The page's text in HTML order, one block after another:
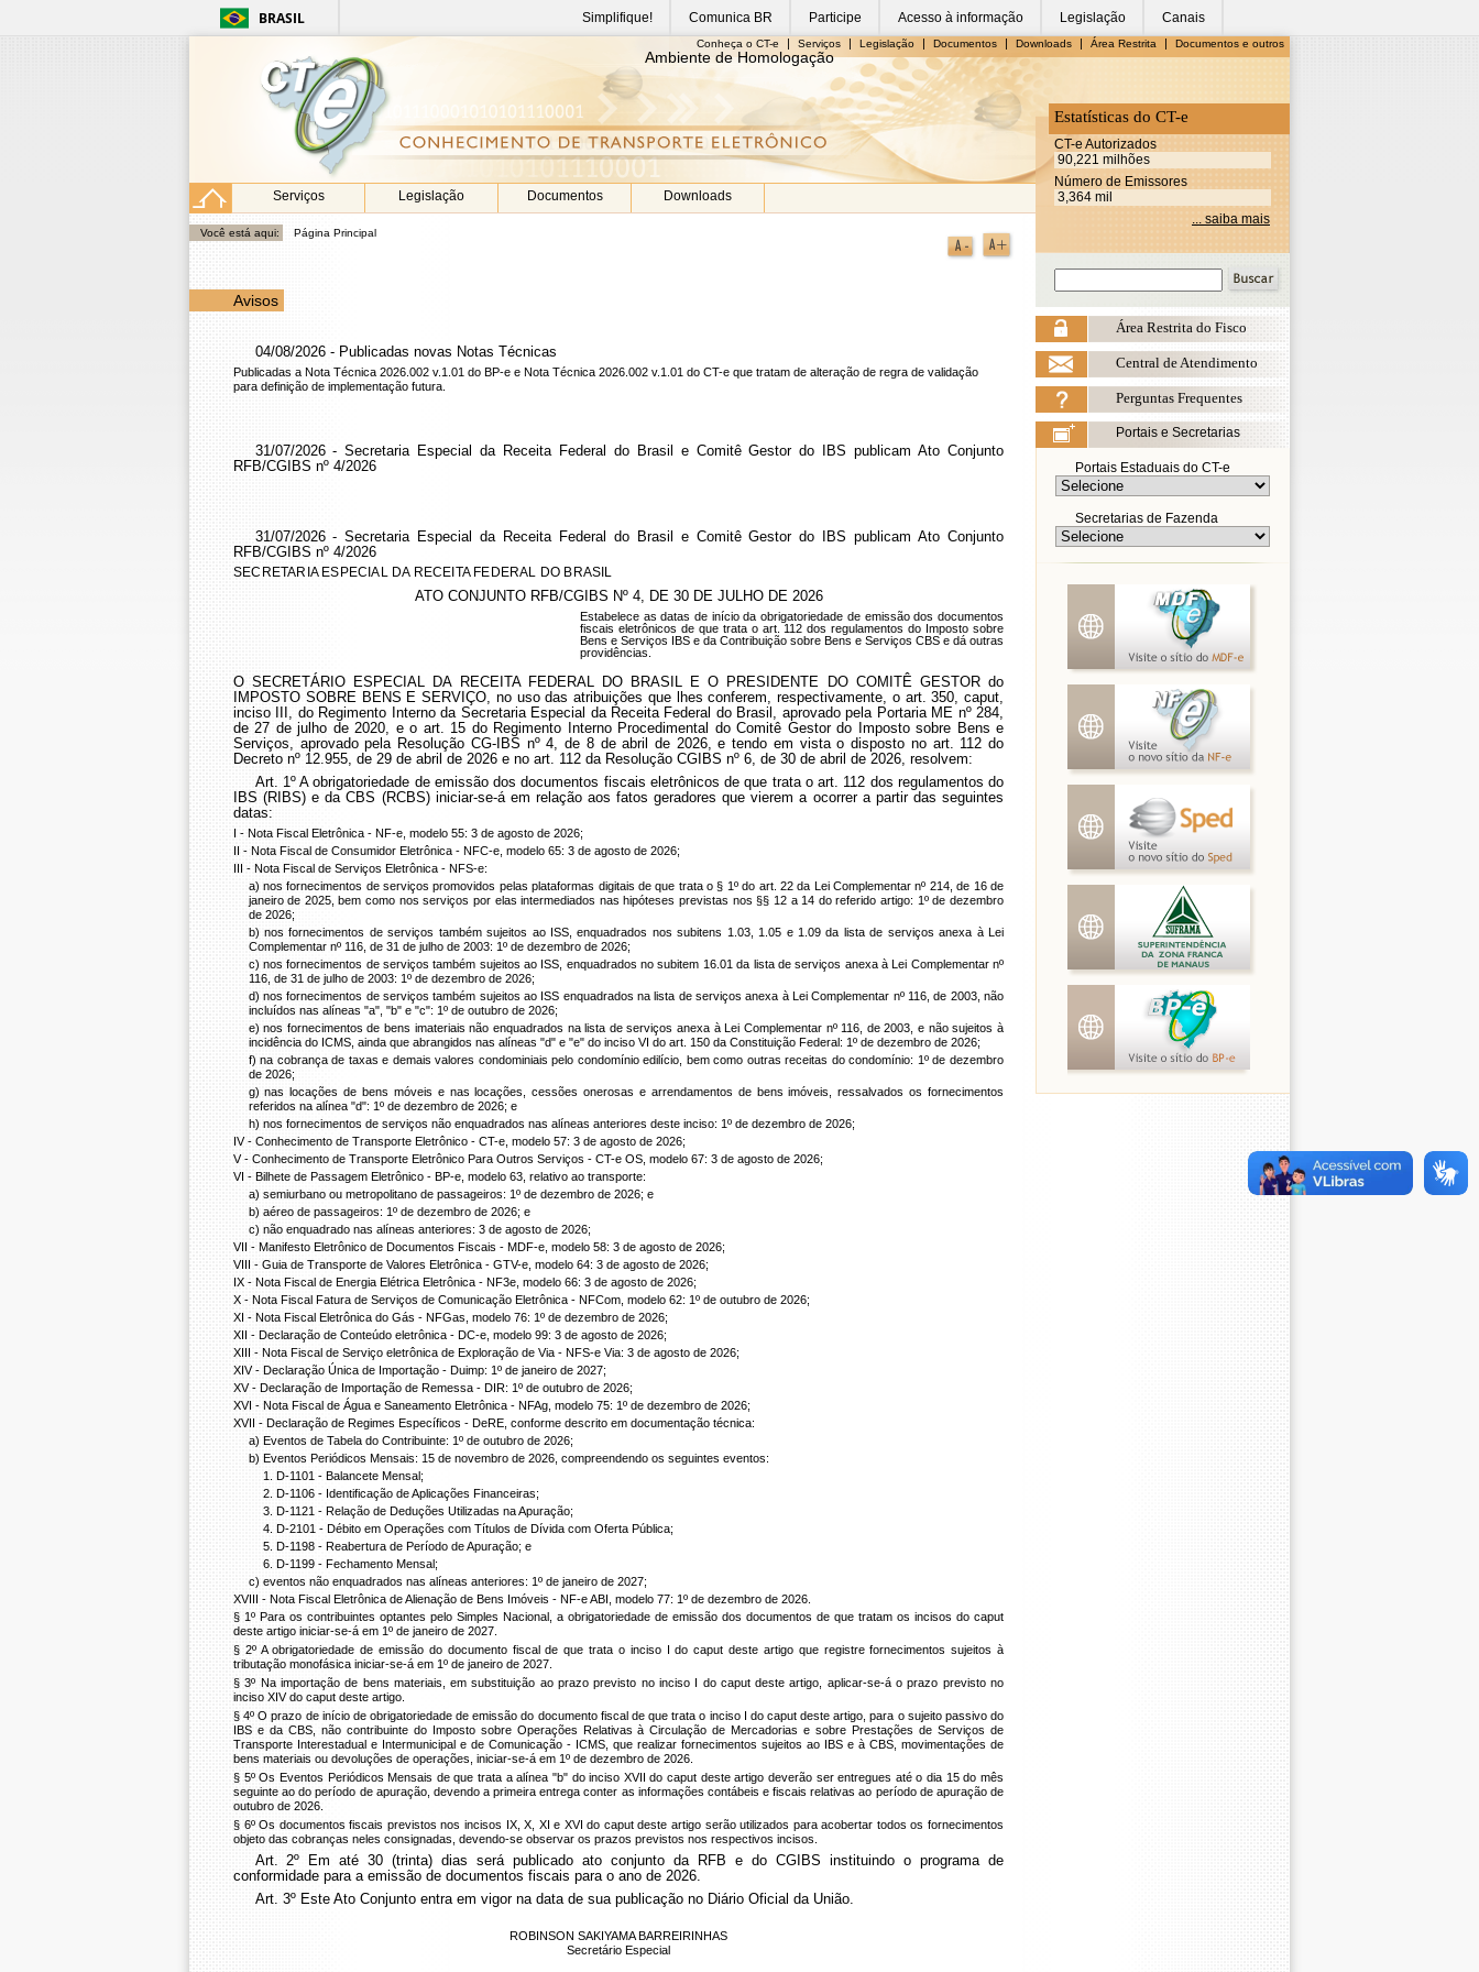
BRASIL Simplifique! Comunica BR Participe Acesso à informação Legislação Canais
Conheça o CT-e | Serviços | Legislação | Documentos | Downloads | Área Restrita | Documentos e outros
Serviços Legislação Documentos Downloads
Estatísticas do CT-e
CT-e Autorizados
90,221 milhões
Número de Emissores
3,364 mil
... saiba mais
Área Restrita do Fisco
Central de Atendimento
Perguntas Frequentes
Portais e Secretarias
Portais Estaduais do CT-e
Secretarias de Fazenda
Você está aqui: Página Principal
Avisos
04/08/2026 - Publicadas novas Notas Técnicas
Publicadas a Nota Técnica 2026.002 v.1.01 do BP-e e Nota Técnica 2026.002 v.1.01 do CT-e que tratam de alteração de regra de validação
para definição de implementação futura.
31/07/2026 - Secretaria Especial da Receita Federal do Brasil e Comitê Gestor do IBS publicam Ato Conjunto
RFB/CGIBS nº 4/2026
31/07/2026 - Secretaria Especial da Receita Federal do Brasil e Comitê Gestor do IBS publicam Ato Conjunto
RFB/CGIBS nº 4/2026
SECRETARIA ESPECIAL DA RECEITA FEDERAL DO BRASIL
ATO CONJUNTO RFB/CGIBS Nº 4, DE 30 DE JULHO DE 2026
Estabelece as datas de início da obrigatoriedade de emissão dos documentos
fiscais eletrônicos de que trata o art. 112 dos regulamentos do Imposto sobre
Bens e Serviços IBS e da Contribuição sobre Bens e Serviços CBS e dá outras
providências.
O SECRETÁRIO ESPECIAL DA RECEITA FEDERAL DO BRASIL E O PRESIDENTE DO COMITÊ GESTOR do
IMPOSTO SOBRE BENS E SERVIÇO, no uso das atribuições que lhes conferem, respectivamente, o art. 350, caput,
inciso III, do Regimento Interno da Secretaria Especial da Receita Federal do Brasil, aprovado pela Portaria ME nº 284,
de 27 de julho de 2020, e o art. 15 do Regimento Interno Procedimental do Comitê Gestor do Imposto sobre Bens e
Serviços, aprovado pela Resolução CG-IBS nº 4, de 8 de abril de 2026, e tendo em vista o disposto no art. 112 do
Decreto nº 12.955, de 29 de abril de 2026 e no art. 112 da Resolução CGIBS nº 6, de 30 de abril de 2026, resolvem:
Art. 1º A obrigatoriedade de emissão dos documentos fiscais eletrônicos de que trata o art. 112 dos regulamentos do
IBS (RIBS) e da CBS (RCBS) iniciar-se-á em relação aos fatos geradores que vierem a ocorrer a partir das seguintes
datas:
I - Nota Fiscal Eletrônica - NF-e, modelo 55: 3 de agosto de 2026;
II - Nota Fiscal de Consumidor Eletrônica - NFC-e, modelo 65: 3 de agosto de 2026;
III - Nota Fiscal de Serviços Eletrônica - NFS-e:
a) nos fornecimentos de serviços promovidos pelas plataformas digitais de que trata o § 1º do art. 22 da Lei Complementar nº 214, de 16 de
janeiro de 2025, bem como nos serviços por elas intermediados nas hipóteses previstas nos §§ 12 a 14 do referido artigo: 1º de dezembro
de 2026;
b) nos fornecimentos de serviços também sujeitos ao ISS, enquadrados nos subitens 1.03, 1.05 e 1.09 da lista de serviços anexa à Lei
Complementar nº 116, de 31 de julho de 2003: 1º de dezembro de 2026;
c) nos fornecimentos de serviços também sujeitos ao ISS, enquadrados no subitem 16.01 da lista de serviços anexa à Lei Complementar nº
116, de 31 de julho de 2003: 1º de dezembro de 2026;
d) nos fornecimentos de serviços também sujeitos ao ISS enquadrados na lista de serviços anexa à Lei Complementar nº 116, de 2003, não
incluídos nas alíneas "a", "b" e "c": 1º de outubro de 2026;
e) nos fornecimentos de bens imateriais não enquadrados na lista de serviços anexa à Lei Complementar nº 116, de 2003, e não sujeitos à
incidência do ICMS, ainda que abrangidos nas alíneas "d" e "e" do inciso VI do art. 150 da Constituição Federal: 1º de dezembro de 2026;
f) na cobrança de taxas e demais valores condominiais pelo condomínio edilício, bem como outras receitas do condomínio: 1º de dezembro
de 2026;
g) nas locações de bens móveis e nas locações, cessões onerosas e arrendamentos de bens imóveis, ressalvados os fornecimentos
referidos na alínea "d": 1º de dezembro de 2026; e
h) nos fornecimentos de serviços não enquadrados nas alíneas anteriores deste inciso: 1º de dezembro de 2026;
IV - Conhecimento de Transporte Eletrônico - CT-e, modelo 57: 3 de agosto de 2026;
V - Conhecimento de Transporte Eletrônico Para Outros Serviços - CT-e OS, modelo 67: 3 de agosto de 2026;
VI - Bilhete de Passagem Eletrônico - BP-e, modelo 63, relativo ao transporte:
a) semiurbano ou metropolitano de passageiros: 1º de dezembro de 2026; e
b) aéreo de passageiros: 1º de dezembro de 2026; e
c) não enquadrado nas alíneas anteriores: 3 de agosto de 2026;
VII - Manifesto Eletrônico de Documentos Fiscais - MDF-e, modelo 58: 3 de agosto de 2026;
VIII - Guia de Transporte de Valores Eletrônica - GTV-e, modelo 64: 3 de agosto de 2026;
IX - Nota Fiscal de Energia Elétrica Eletrônica - NF3e, modelo 66: 3 de agosto de 2026;
X - Nota Fiscal Fatura de Serviços de Comunicação Eletrônica - NFCom, modelo 62: 1º de outubro de 2026;
XI - Nota Fiscal Eletrônica do Gás - NFGas, modelo 76: 1º de dezembro de 2026;
XII - Declaração de Conteúdo eletrônica - DC-e, modelo 99: 3 de agosto de 2026;
XIII - Nota Fiscal de Serviço eletrônica de Exploração de Via - NFS-e Via: 3 de agosto de 2026;
XIV - Declaração Única de Importação - Duimp: 1º de janeiro de 2027;
XV - Declaração de Importação de Remessa - DIR: 1º de outubro de 2026;
XVI - Nota Fiscal de Água e Saneamento Eletrônica - NFAg, modelo 75: 1º de dezembro de 2026;
XVII - Declaração de Regimes Específicos - DeRE, conforme descrito em documentação técnica:
a) Eventos de Tabela do Contribuinte: 1º de outubro de 2026;
b) Eventos Periódicos Mensais: 15 de novembro de 2026, compreendendo os seguintes eventos:
1. D-1101 - Balancete Mensal;
2. D-1106 - Identificação de Aplicações Financeiras;
3. D-1121 - Relação de Deduções Utilizadas na Apuração;
4. D-2101 - Débito em Operações com Títulos de Dívida com Oferta Pública;
5. D-1198 - Reabertura de Período de Apuração; e
6. D-1199 - Fechamento Mensal;
c) eventos não enquadrados nas alíneas anteriores: 1º de janeiro de 2027;
XVIII - Nota Fiscal Eletrônica de Alienação de Bens Imóveis - NF-e ABI, modelo 77: 1º de dezembro de 2026.
§ 1º Para os contribuintes optantes pelo Simples Nacional, a obrigatoriedade de emissão dos documentos de que tratam os incisos do caput
deste artigo iniciar-se-á em 1º de janeiro de 2027.
§ 2º A obrigatoriedade de emissão do documento fiscal de que trata o inciso I do caput deste artigo que registre fornecimentos sujeitos à
tributação monofásica iniciar-se-á em 1º de janeiro de 2027.
§ 3º Na importação de bens materiais, em substituição ao prazo previsto no inciso I do caput deste artigo, aplicar-se-á o prazo previsto no
inciso XIV do caput deste artigo.
§ 4º O prazo de início de obrigatoriedade de emissão do documento fiscal de que trata o inciso I do caput deste artigo, para o sujeito passivo do
IBS e da CBS, não contribuinte do Imposto sobre Operações Relativas à Circulação de Mercadorias e sobre Prestações de Serviços de
Transporte Interestadual e Intermunicipal e de Comunicação - ICMS, que realizar fornecimentos sujeitos ao IBS e à CBS, movimentações de
bens materiais ou devoluções de operações, iniciar-se-á em 1º de dezembro de 2026.
§ 5º Os Eventos Periódicos Mensais de que trata a alínea "b" do inciso XVII do caput deste artigo deverão ser entregues até o dia 15 do mês
seguinte ao do período de apuração, devendo a primeira entrega conter as informações contábeis e fiscais relativas ao período de apuração de
outubro de 2026.
§ 6º Os documentos fiscais previstos nos incisos IX, X, XI e XVI do caput deste artigo serão utilizados para acobertar todos os fornecimentos
objeto das cobranças neles consignadas, devendo-se observar os prazos previstos nos respectivos incisos.
Art. 2º Em até 30 (trinta) dias será publicado ato conjunto da RFB e do CGIBS instituindo o programa de
conformidade para a emissão de documentos fiscais para o ano de 2026.
Art. 3º Este Ato Conjunto entra em vigor na data de sua publicação no Diário Oficial da União.
ROBINSON SAKIYAMA BARREIRINHAS
Secretário Especial
Ambiente de Homologação